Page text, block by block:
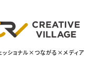
ッショナル×つながる×メディア